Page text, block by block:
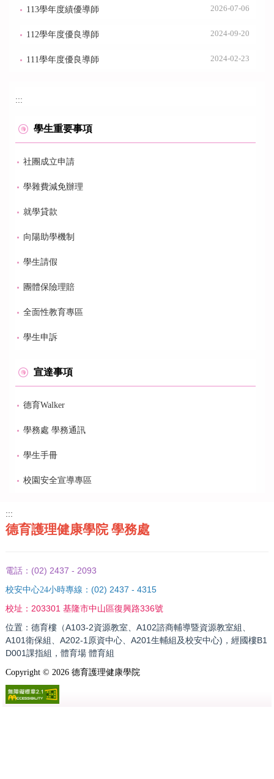
113學年度績優導師 2026-07-06
112學年度優良導師 2024-09-20
111學年度優良導師 2024-02-23
:::
學生重要事項
社團成立申請
學雜費減免辦理
就學貸款
向陽助學機制
學生請假
團體保險理賠
全面性教育專區
學生申訴
宣達事項
德育Walker
學務處 學務通訊
學生手冊
校園安全宣導專區
:::
德育護理健康學院 學務處
電話： (02) 2437 - 2093
校安中心24小時專線： (02) 2437 - 4315
校址： 203301 基隆市中山區復興路336號
位置：德育樓（A103-2資源教室、A102諮商輔導暨資源教室組、
A101衛保組、A202-1原資中心、A201生輔組及校安中心)，經國樓B1
D001課指組，體育場 體育組
Copyright © 2026德育護理健康學院